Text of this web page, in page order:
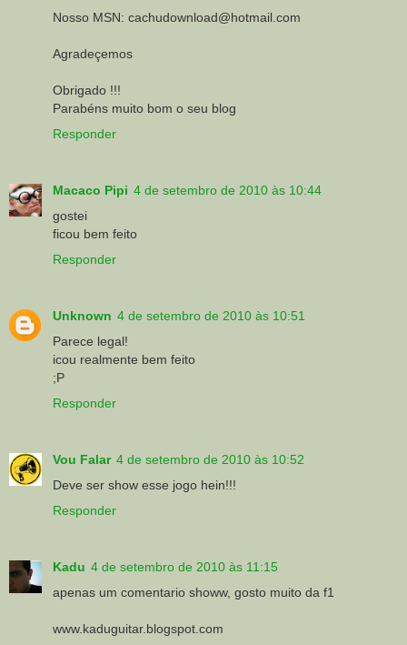
Nosso MSN: cachudownload@hotmail.com
Agradeçemos
Obrigado !!!
Parabéns muito bom o seu blog
Responder
Macaco Pipi 4 de setembro de 2010 às 10:44
gostei
ficou bem feito
Responder
Unknown 4 de setembro de 2010 às 10:51
Parece legal!
icou realmente bem feito
;P
Responder
Vou Falar 4 de setembro de 2010 às 10:52
Deve ser show esse jogo hein!!!
Responder
Kadu 4 de setembro de 2010 às 11:15
apenas um comentario showw, gosto muito da f1
www.kaduguitar.blogspot.com